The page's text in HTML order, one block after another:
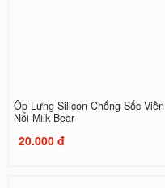
Ốp Lưng Silicon Chống Sốc Viền
Nổi Milk Bear
20.000 đ